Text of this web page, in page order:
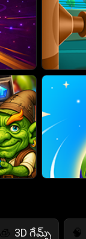
🧊 3D గేమ్స్ 🧠